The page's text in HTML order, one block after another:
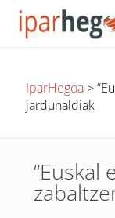
IparHegoa>
jardunaldiak
“Euskal